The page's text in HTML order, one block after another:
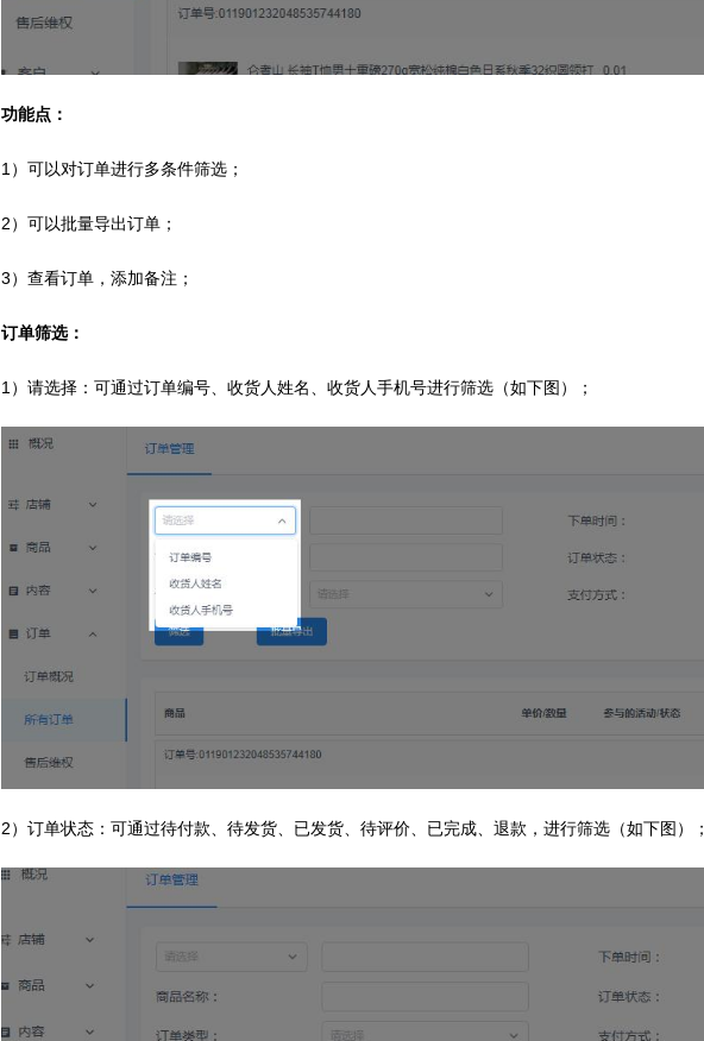
功能点：
1）可以对订单进行多条件筛选；
2）可以批量导出订单；
3）查看订单，添加备注；
订单筛选：
1）请选择：可通过订单编号、收货人姓名、收货人手机号进行筛选（如下图）；
2）订单状态：可通过待付款、待发货、已发货、待评价、已完成、退款，进行筛选（如下图）；